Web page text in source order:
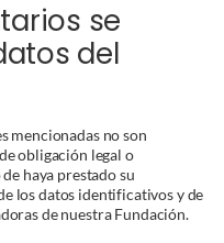
se
del
mencionadas no son
obligación legal o
haya prestado su
los datos identificativos y de
de nuestra Fundación.